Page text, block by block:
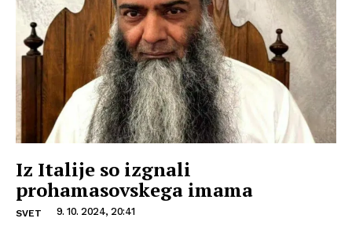
Iz Italije so izgnali
prohamasovskega imama
SVET 9. 10. 2024, 20:41